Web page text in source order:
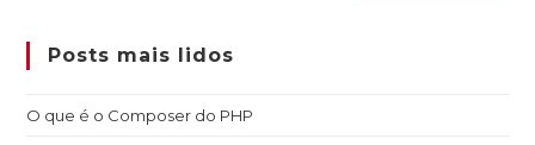
Posts mais lidos
O que é o Composer do PHP